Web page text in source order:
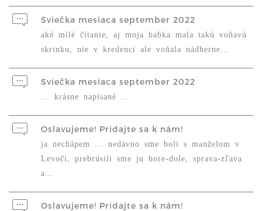
Sviečka mesiaca september 2022
aké milé čítanie, aj moja babka mala takú voňavú
skrinku, nie v kredenci ale voňala nádherne...
Sviečka mesiaca september 2022
... krásne napísané ...
Oslavujeme! Pridajte sa k nám!
ja nechápem ... nedávno sme boli s manželom v
Levoči, prebrúsili sme ju hore-dole, sprava-zľava
a...
Oslavujeme! Pridajte sa k nám!